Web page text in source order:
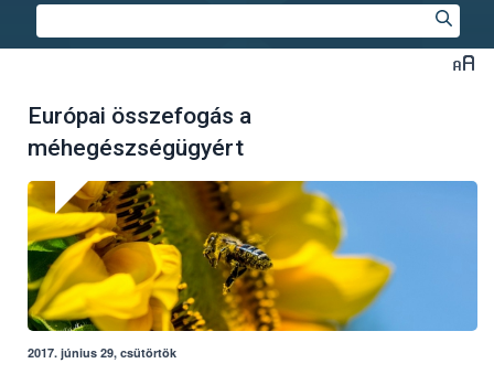
Európai összefogás a
méhegészségügyért
2017. június 29, csütörtök